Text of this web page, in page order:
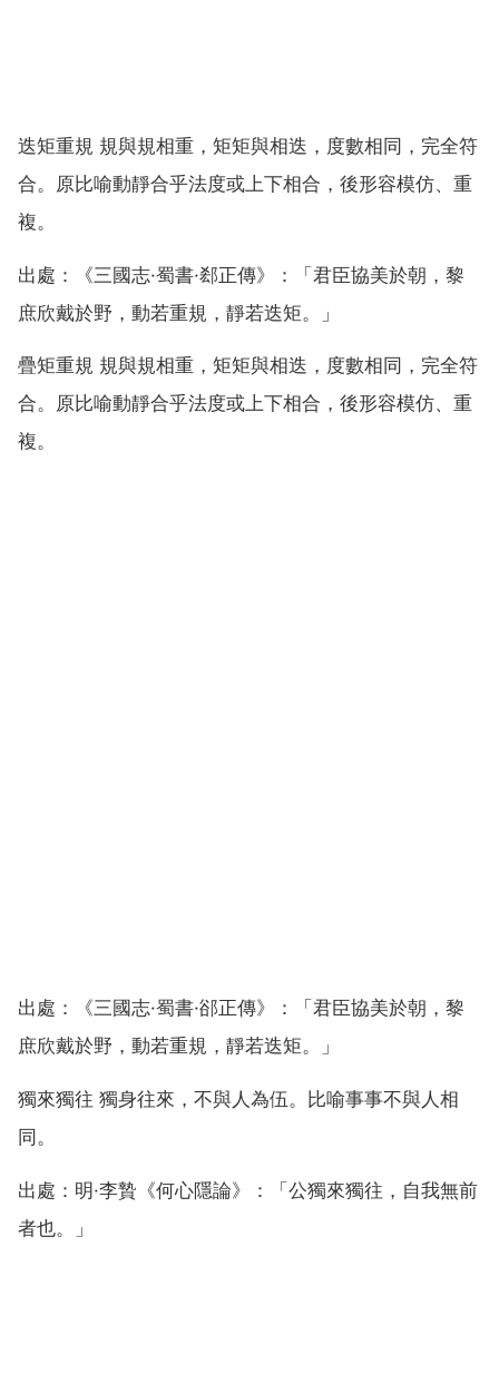
迭矩重規 規與規相重，矩矩與相迭，度數相同，完全符
合。原比喻動靜合乎法度或上下相合，後形容模仿、重
複。
出處：《三國志·蜀書·郄正傳》：「君臣協美於朝，黎
庶欣戴於野，動若重規，靜若迭矩。」
疊矩重規 規與規相重，矩矩與相迭，度數相同，完全符
合。原比喻動靜合乎法度或上下相合，後形容模仿、重
複。
出處：《三國志·蜀書·郤正傳》：「君臣協美於朝，黎
庶欣戴於野，動若重規，靜若迭矩。」
獨來獨往 獨身往來，不與人為伍。比喻事事不與人相
同。
出處：明·李贄《何心隱論》：「公獨來獨往，自我無前
者也。」